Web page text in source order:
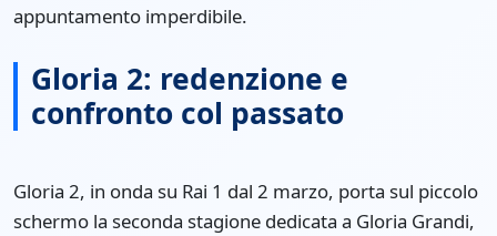
appuntamento imperdibile.
Gloria 2: redenzione e
confronto col passato
Gloria 2, in onda su Rai 1 dal 2 marzo, porta sul piccolo
schermo la seconda stagione dedicata a Gloria Grandi,